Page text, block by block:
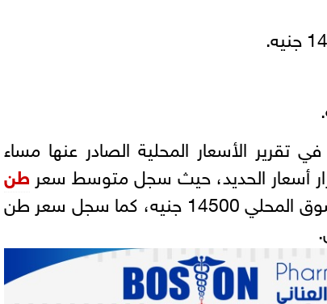
تقرير الأسعار المحلية الصادر عنها مساء
طن
(أرض المصنع) في السوق المحلي 14500 جنيه، كما سجل سعر طن